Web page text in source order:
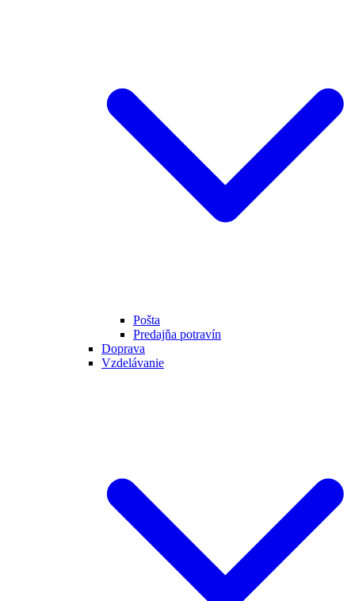
Pošta
Predajňa potravín
Doprava
Vzdelávanie